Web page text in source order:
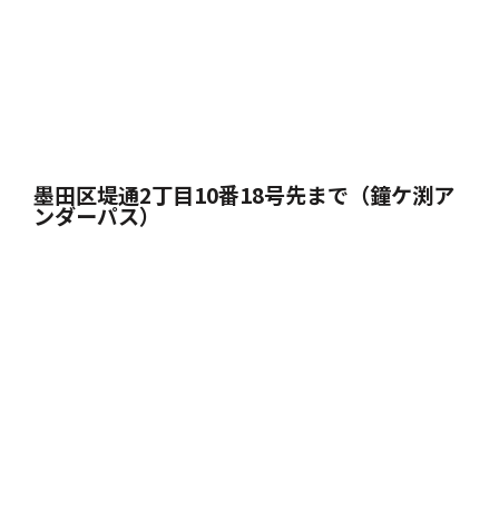
墨田区堤通2丁目10番18号先まで（鐘ケ渕ア
ンダーパス）